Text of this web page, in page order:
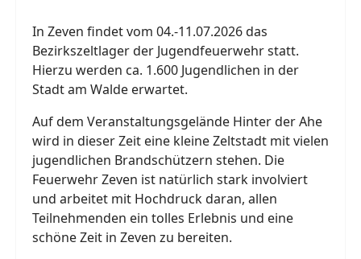
In Zeven findet vom 04.-11.07.2026 das
Bezirkszeltlager der Jugendfeuerwehr statt.
Hierzu werden ca. 1.600 Jugendlichen in der
Stadt am Walde erwartet.
Auf dem Veranstaltungsgelände Hinter der Ahe
wird in dieser Zeit eine kleine Zeltstadt mit vielen
jugendlichen Brandschützern stehen. Die
Feuerwehr Zeven ist natürlich stark involviert
und arbeitet mit Hochdruck daran, allen
Teilnehmenden ein tolles Erlebnis und eine
schöne Zeit in Zeven zu bereiten.